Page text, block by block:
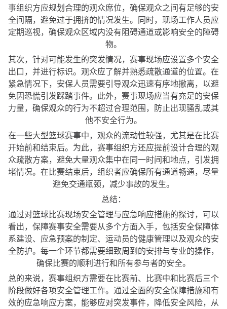
事组织方应规划合理的观众席位，确保观众之间有足够的安
全间隔，避免过于拥挤的情况发生。同时，现场工作人员应
定期巡视，确保观众区域内没有阻碍通道或影响安全的障碍
物。
其次，针对可能发生的突发情况，赛事现场应设置多个安全
出口，并进行标识。观众应了解并熟悉疏散通道的位置。在
紧急情况下，安保人员需要引导观众迅速有序地撤离，以避
免因恐慌引发踩踏事件。此外，赛事现场应当有充足的安保
力量，确保观众的行为不超过合理范围，防止出现骚乱或其
他不安全行为。
在一些大型篮球赛事中，观众的流动性较强，尤其是在比赛
开始前和结束后。为此，赛事组织方还应提前设计合理的观
众疏散方案，避免大量观众集中在同一时间和地点，引发拥
堵情况。在比赛结束后，组织者应确保所有通道畅通，尽量
避免交通瓶颈，减少事故的发生。
总结：
通过对篮球比赛现场安全管理与应急响应措施的探讨，可以
看出，保障赛事安全需要从多个方面入手，包括安全保障体
系建设、应急预案的制定、运动员的健康管理以及观众的安
全防护。每一个环节都需要细致周到的安排与专业的操作，
确保比赛的顺利进行和所有参与者的安全。
总的来说，赛事组织方需要在比赛前、比赛中和比赛后三个
阶段做好各项安全管理工作。通过全面的安全保障措施和有
效的应急响应方案，能够应对突发事件，降低安全风险，从